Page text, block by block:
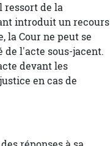
ressort de la
introduit un recours
la Cour ne peut se
de l'acte sous-jacent.
devant les
en cas de